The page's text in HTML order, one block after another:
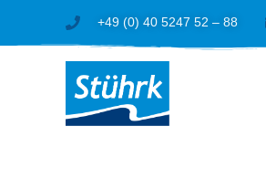
+49 (0) 40 5247 52 – 88